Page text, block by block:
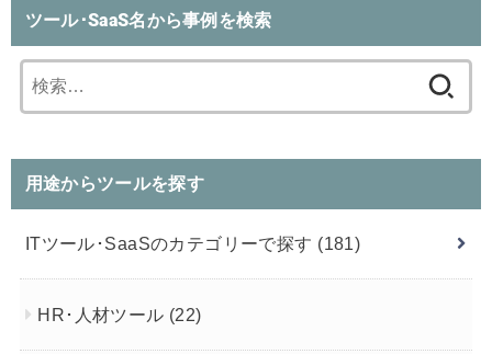
ツール･SaaS名から事例を検索
索:
用途からツールを探す
ITツール･SaaSのカテゴリーで探す (181)
HR･人材ツール (22)